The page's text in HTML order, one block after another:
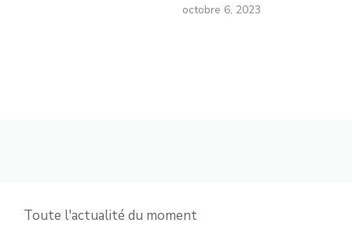
octobre 6, 2023
Toute l'actualité du moment